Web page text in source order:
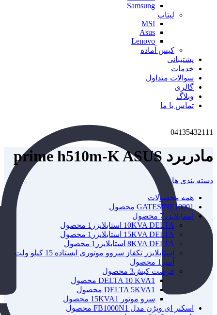
Samsung
لپتاپ
MSI
Asus
Lenovo
کیس آماده
پشتیبانی
خدمات
سوالات متداول
گالری
وبلاگ
تماس با ما
04135432111
مادربرد prime h510m-K ASUS
دسته بندی ها
همه محصولات
GATESINE10001 محصول
استابلایزر 7 محصول
10KVA DELTA استابلایزر
1 محصول
15KVA DELTA استابلایزر
1 محصول
8KVA DELTA استابلایزر
1 محصول
استابلایزر تکفاز سروو موتوری ایستاده 15 کیلو ولت
آمپر 1 محصول
فرصت کیش3 محصول
DELTA 10 KVA1 محصول
DELTA 5KVA1 محصول
سرو موتور 15KVA
1 محصول
اسکنر ای ویژن مدل FB1000N 1 محصول